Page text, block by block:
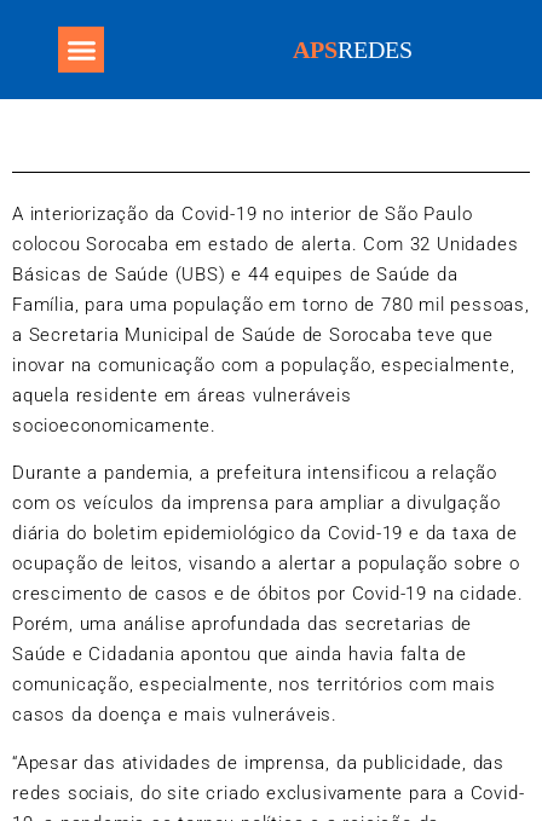
APSREDES
A interiorização da Covid-19 no interior de São Paulo
colocou Sorocaba em estado de alerta. Com 32 Unidades
Básicas de Saúde (UBS) e 44 equipes de Saúde da
Família, para uma população em torno de 780 mil pessoas,
a Secretaria Municipal de Saúde de Sorocaba teve que
inovar na comunicação com a população, especialmente,
aquela residente em áreas vulneráveis
socioeconomicamente.
Durante a pandemia, a prefeitura intensificou a relação
com os veículos da imprensa para ampliar a divulgação
diária do boletim epidemiológico da Covid-19 e da taxa de
ocupação de leitos, visando a alertar a população sobre o
crescimento de casos e de óbitos por Covid-19 na cidade.
Porém, uma análise aprofundada das secretarias de
Saúde e Cidadania apontou que ainda havia falta de
comunicação, especialmente, nos territórios com mais
casos da doença e mais vulneráveis.
“Apesar das atividades de imprensa, da publicidade, das
redes sociais, do site criado exclusivamente para a Covid-